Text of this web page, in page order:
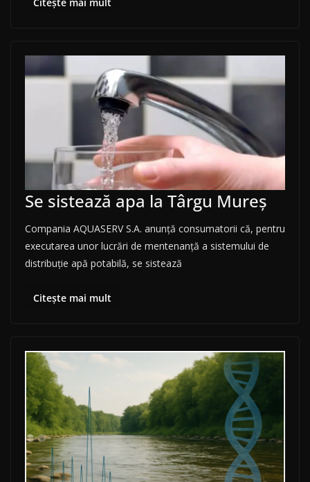
Se sistează apa la Târgu Mureș
Compania AQUASERV S.A. anunţă consumatorii că, pentru
executarea unor lucrări de mentenanță a sistemului de
distribuţie apă potabilă, se sistează
Citește mai mult